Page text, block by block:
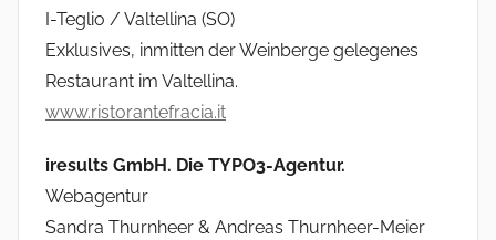
I-Teglio / Valtellina (SO)
Exklusives, inmitten der Weinberge gelegenes
Restaurant im Valtellina.
www.ristorantefracia.it
iresults GmbH. Die TYPO3-Agentur.
Webagentur
Sandra Thurnheer & Andreas Thurnheer-Meier